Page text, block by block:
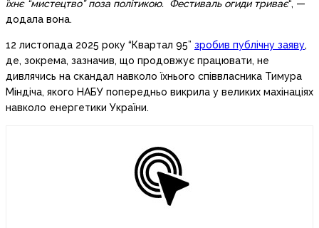
їхнє “мистецтво” поза політикою. Фестиваль огиди триває“, —
додала вона.
12 листопада 2025 року “Квартал 95” зробив публічну заяву,
де, зокрема, зазначив, що продовжує працювати, не
дивлячись на скандал навколо їхнього співвласника Тимура
Міндіча, якого НАБУ попередньо викрила у великих махінаціях
навколо енергетики України.